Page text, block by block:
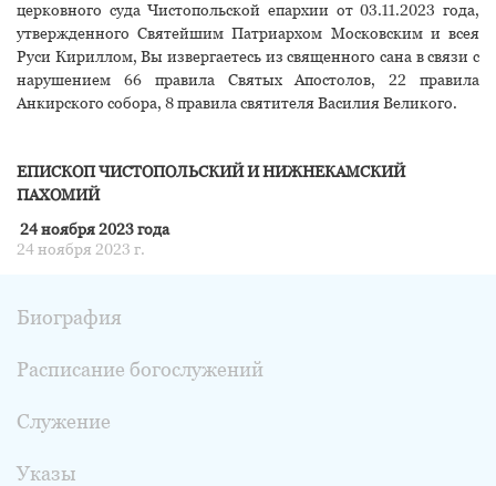
церковного суда Чистопольской епархии от 03.11.2023 года,
утвержденного Святейшим Патриархом Московским и всея
Руси Кириллом, Вы извергаетесь из священного сана в связи с
нарушением 66 правила Святых Апостолов, 22 правила
Анкирского собора, 8 правила святителя Василия Великого.
ЕПИСКОП ЧИСТОПОЛЬСКИЙ И НИЖНЕКАМСКИЙ
ПАХОМИЙ
24 ноября 2023 года
24 ноября 2023 г.
Биография
Расписание богослужений
Служение
Указы